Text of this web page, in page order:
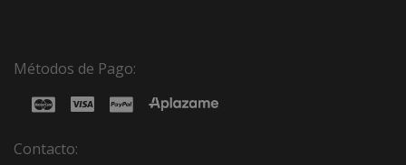
Métodos de Pago:
Contacto: